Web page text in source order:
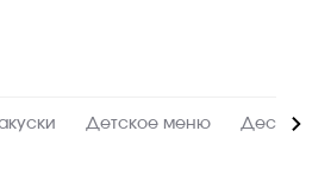
Детское меню